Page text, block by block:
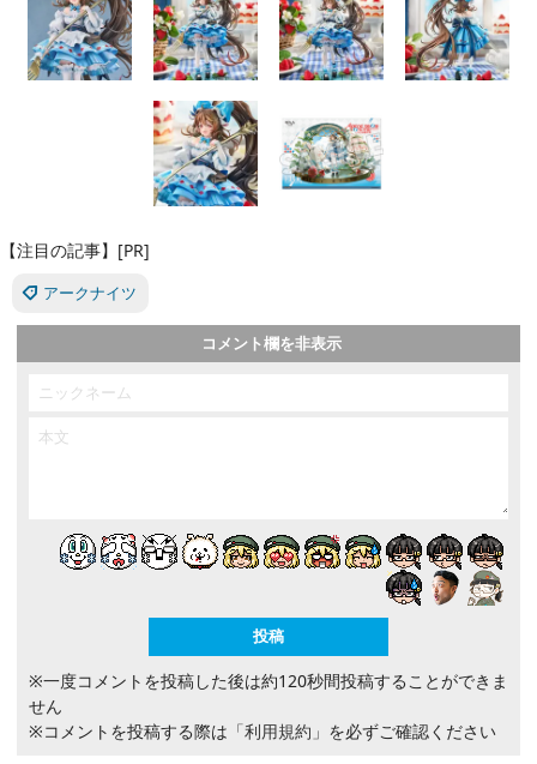
【注目の記事】[PR]
アークナイツ
コメント欄を非表示
※一度コメントを投稿した後は約120秒間投稿することができま
せん
※コメントを投稿する際は 「利用規約」 を必ずご確認ください